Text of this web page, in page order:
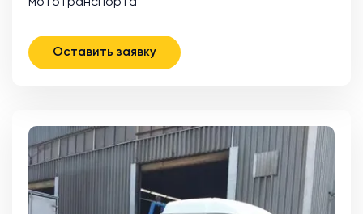
Оставить заявку